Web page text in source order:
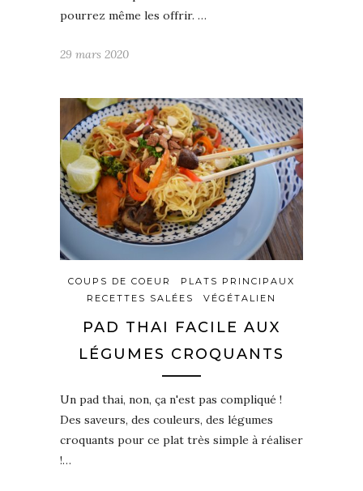
pourrez même les offrir. …
29 mars 2020
COUPS DE COEUR
PLATS PRINCIPAUX
RECETTES SALÉES
VÉGÉTALIEN
PAD THAI FACILE AUX
LÉGUMES CROQUANTS
Un pad thai, non, ça n'est pas compliqué !
Des saveurs, des couleurs, des légumes
croquants pour ce plat très simple à réaliser
!…